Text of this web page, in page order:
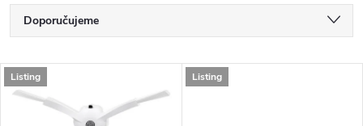
Ř
a
z
Doporučujeme
Nejdražší
Nejprodávanější
V
Listing Listing